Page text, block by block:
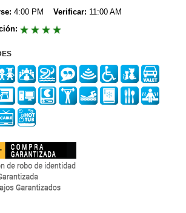
4:00 PM Verificar: 11:00 AM